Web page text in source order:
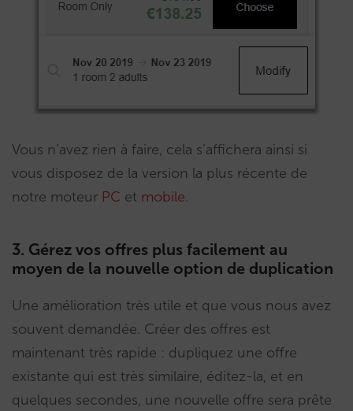
Vous n’avez rien à faire, cela s’affichera ainsi si
vous disposez de la version la plus récente de
notre moteur PC et mobile.
3. Gérez vos offres plus facilement au
moyen de la nouvelle option de duplication
Une amélioration très utile et que vous nous avez
souvent demandée. Créer des offres est
maintenant très rapide : dupliquez une offre
existante qui est très similaire, éditez-la, et en
quelques secondes, une nouvelle offre sera prête